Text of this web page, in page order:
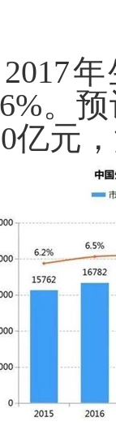
。
亿元